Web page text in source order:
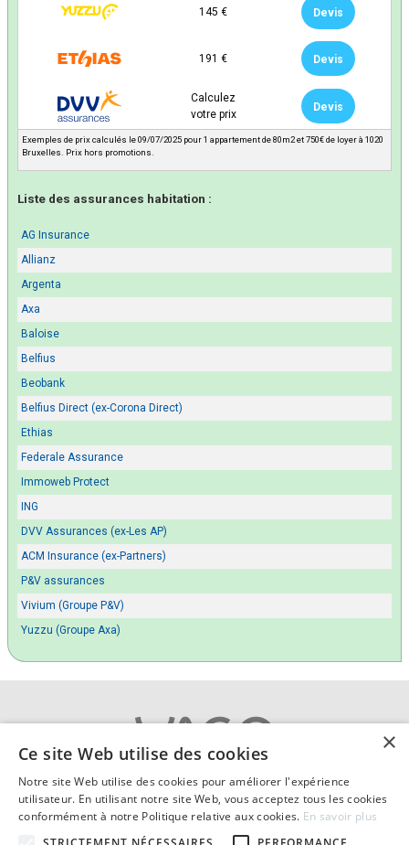
145 € Devis
191 € Devis
Calculez
votre prix
Devis
Exemples de prix calculés le 09/07/2025 pour 1 appartement de 80m2 et 750€ de loyer à 1020
Bruxelles. Prix hors promotions.
Liste des assurances habitation :
AG Insurance
Allianz
Argenta
Axa
Baloise
Belfius
Beobank
Belfius Direct (ex-Corona Direct)
Ethias
Federale Assurance
Immoweb Protect
ING
DVV Assurances (ex-Les AP)
ACM Insurance (ex-Partners)
P&V assurances
Vivium (Groupe P&V)
Yuzzu (Groupe Axa)
A propos| Contact |Cookies
Vie privée| Conditions générales|Mentions légales
© 2026 Comparatif-assurance-habitation.be compare
×
Ce site Web utilise des cookies
Notre site Web utilise des cookies pour améliorer l'expérience
utilisateur. En utilisant notre site Web, vous acceptez tous les cookies
conformément à notre Politique relative aux cookies. En savoir plus